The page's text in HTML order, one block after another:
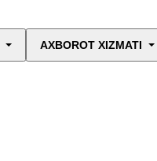
AXBOROT XIZMATI